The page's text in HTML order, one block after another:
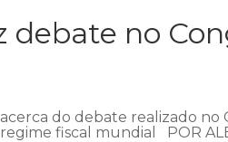
no
do debate realizado no
fiscal mundial POR